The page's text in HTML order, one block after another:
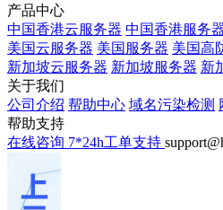
产品中心
中国香港云服务器 中国香港服务
美国云服务器 美国服务器 美国高
新加坡云服务器 新加坡服务器 新
关于我们
公司介绍 帮助中心 域名污染检测
帮助支持
在线咨询 7*24h工单支持